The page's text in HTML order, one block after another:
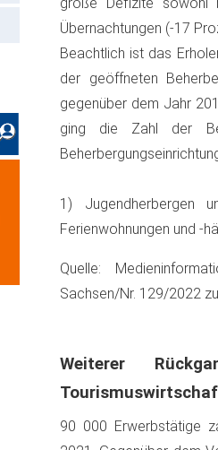
Übernachtungen (-17
Beachtlich ist das
der geöffneten
gegenüber dem Jahr
ging die Zahl der
1) Jugendherbergen
Ferienwohnungen und -
Quelle:
Sachsen/Nr. 129/2022
Weiterer
90 000 Erwerbstätige